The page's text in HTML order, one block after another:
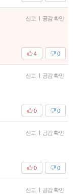
신고 | 공감 확인
0
4
신고 | 공감 확인
0
0
신고 | 공감 확인
0
0
신고 | 공감 확인